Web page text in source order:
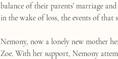
balance of their parents’ marriage
in the wake of loss, the events of that
Nemony, now a lonely new mother
Zoe. With her support, Nemony